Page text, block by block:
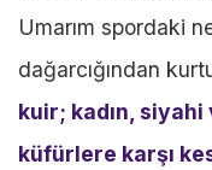
Umarım spordaki
dağarcığından
kuir; kadın,
küfürlere karşı